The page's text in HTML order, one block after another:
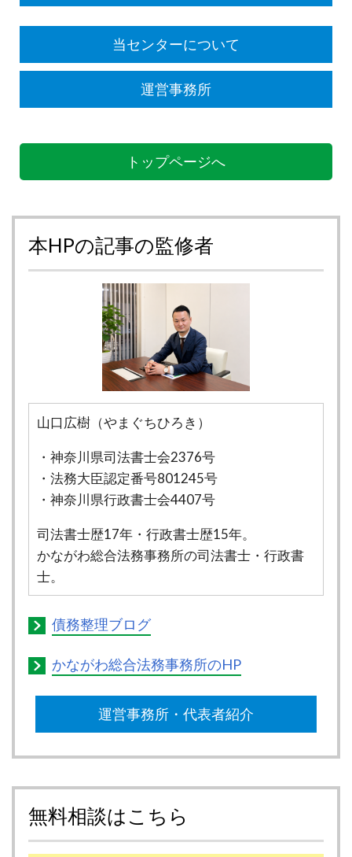
当センターについて
運営事務所
トップページへ
本HPの記事の監修者
山口広樹（やまぐちひろき）
・神奈川県司法書士会2376号
・法務大臣認定番号801245号
・神奈川県行政書士会4407号
司法書士歴17年・行政書士歴15年。
かながわ総合法務事務所の司法書士・行政書
士。
債務整理ブログ
かながわ総合法務事務所のHP
運営事務所・代表者紹介
無料相談はこちら